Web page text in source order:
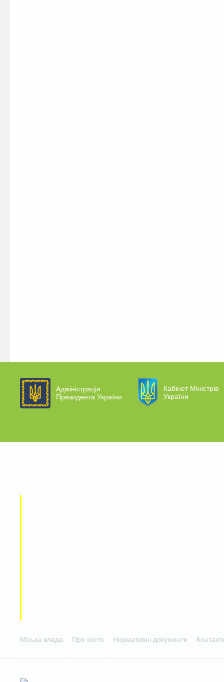
Адміністрація
Президента України
Кабінет Міністрів
України
Міська влада Про місто Нормативні документи